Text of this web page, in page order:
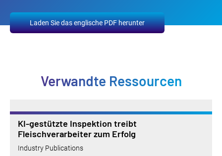
Laden Sie das englische PDF herunter
Verwandte Ressourcen
KI-gestützte Inspektion treibt
Fleischverarbeiter zum Erfolg
Industry Publications